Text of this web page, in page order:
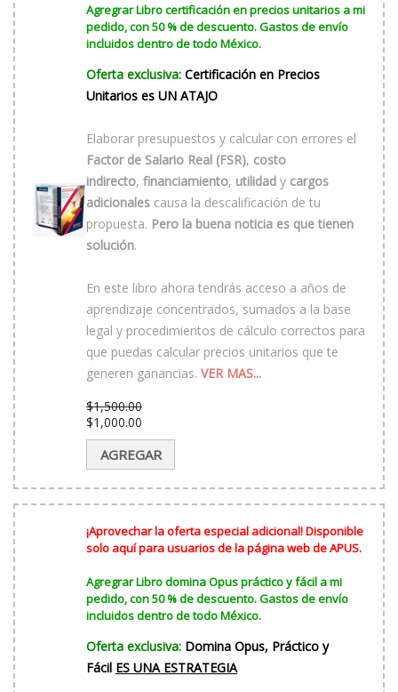
Agregrar Libro certificación en precios unitarios a mi
pedido, con 50 % de descuento. Gastos de envío
incluidos dentro de todo México.
Oferta exclusiva: Certificación en Precios
Unitarios es UN ATAJO
Elaborar presupuestos y calcular con errores el
Factor de Salario Real (FSR), costo
indirecto, financiamiento, utilidad y cargos
adicionales causa la descalificación de tu
propuesta. Pero la buena noticia es que tienen
solución.
En este libro ahora tendrás acceso a años de
aprendizaje concentrados, sumados a la base
legal y procedimientos de cálculo correctos para
que puedas calcular precios unitarios que te
generen ganancias. VER MAS...
$1,500.00
El
precio
original
era:
$1,500.00.
$1,000.00
El
precio
actual
es:
AGREGAR
¡Aprovechar la oferta especial adicional! Disponible
solo aquí para usuarios de la página web de APUS.
Agregrar Libro domina Opus práctico y fácil a mi
pedido, con 50 % de descuento. Gastos de envío
incluidos dentro de todo México.
Oferta exclusiva: Domina Opus, Práctico y
Fácil ES UNA ESTRATEGIA